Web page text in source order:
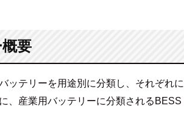
要
ッテリーを用途別に分類し、それぞれ
、産業用バッテリーに分類される